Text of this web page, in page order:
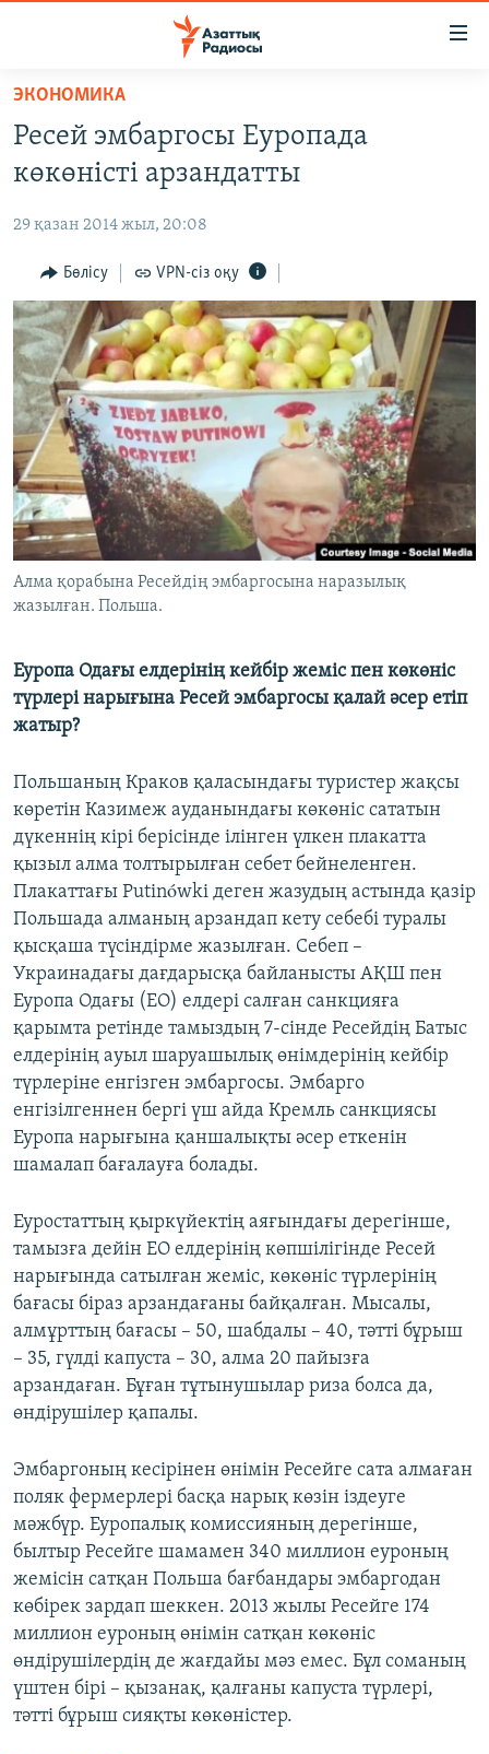
Skip
main
content
to
Navigation
Skip
to
Search
ЖАҢАЛЫҚТАР
ҚАҢТАР ОҚИҒАСЫ
АДАМ ҚҰҚЫҚТАРЫ
ӘЛЕУМЕТ
ӘЛЕМ
АРНАЙЫ ЖОБАЛАР
Русский
ЖАЗЫЛЫҢЫЗ
Басқа тілдерде
ЭКОНОМИКА
Ресей эмбаргосы Еуропада
көкөністі арзандатты
29 қазан 2014 жыл, 20:08
Бөлісу VPN-сіз оқу
Алма қорабына Ресейдің эмбаргосына наразылық
жазылған. Польша.
Еуропа Одағы елдерінің кейбір жеміс пен көкөніс
түрлері нарығына Ресей эмбаргосы қалай әсер етіп
жатыр?
Польшаның Краков қаласындағы туристер жақсы
көретін Казимеж ауданындағы көкөніс сататын
дүкеннің кірі берісінде ілінген үлкен плакатта
қызыл алма толтырылған себет бейнеленген.
Плакаттағы Putinówki деген жазудың астында қазір
Польшада алманың арзандап кету себебі туралы
қысқаша түсіндірме жазылған. Себеп –
Украинадағы дағдарысқа байланысты АҚШ пен
Еуропа Одағы (ЕО) елдері салған санкцияға
қарымта ретінде тамыздың 7-сінде Ресейдің Батыс
елдерінің ауыл шаруашылық өнімдерінің кейбір
түрлеріне енгізген эмбаргосы. Эмбарго
енгізілгеннен бергі үш айда Кремль санкциясы
Еуропа нарығына қаншалықты әсер еткенін
шамалап бағалауға болады.
Еуростаттың қыркүйектің аяғындағы дерегінше,
тамызға дейін ЕО елдерінің көпшілігінде Ресей
нарығында сатылған жеміс, көкөніс түрлерінің
бағасы біраз арзандағаны байқалған. Мысалы,
алмұрттың бағасы – 50, шабдалы – 40, тәтті бұрыш
– 35, гүлді капуста – 30, алма 20 пайызға
арзандаған. Бұған тұтынушылар риза болса да,
өндірушілер қапалы.
Эмбаргоның кесірінен өнімін Ресейге сата алмаған
поляк фермерлері басқа нарық көзін іздеуге
мәжбүр. Еуропалық комиссияның дерегінше,
былтыр Ресейге шамамен 340 миллион еуроның
жемісін сатқан Польша бағбандары эмбаргодан
көбірек зардап шеккен. 2013 жылы Ресейге 174
миллион еуроның өнімін сатқан көкөніс
өндірушілердің де жағдайы мәз емес. Бұл соманың
үштен бірі – қызанақ, қалғаны капуста түрлері,
тәтті бұрыш сияқты көкөністер.